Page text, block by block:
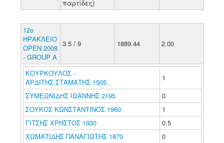
παρτίδες)
12ο
ΗΡΑΚΛΕΙΟ
ΟΡΕΝ 2008
- GROUP A
3.5 / 9 1889.44 2.00
ΚΟΥΡΚΟΥΛΟΣ -
ΑΡΔΙΤΗΣ ΣΤΑΜΑΤΗΣ 1505
1
ΣΥΜΕΩΝΙΔΗΣ ΙΩΑΝΝΗΣ 2195
0
ΣΟΥΚΟΣ ΚΩΝΣΤΑΝΤΙΝΟΣ 1960
1
ΓΙΤΣΗΣ ΧΡΗΣΤΟΣ 1930
0.5
ΧΩΜΑΤΙΔΗΣ ΠΑΝΑΓΙΩΤΗΣ 1870
0